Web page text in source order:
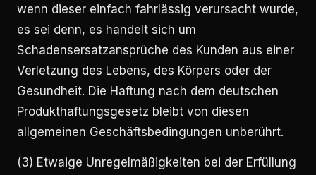
wenn dieser einfach fahrlässig verursacht wurde,
es sei denn, es handelt sich um
Schadensersatzansprüche des Kunden aus einer
Verletzung des Lebens, des Körpers oder der
Gesundheit. Die Haftung nach dem deutschen
Produkthaftungsgesetz bleibt von diesen
allgemeinen Geschäftsbedingungen unberührt.
(3) Etwaige Unregelmäßigkeiten bei der Erfüllung